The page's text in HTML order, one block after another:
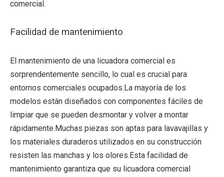
comercial.
Facilidad de mantenimiento
El mantenimiento de una licuadora comercial es
sorprendentemente sencillo, lo cual es crucial para
entornos comerciales ocupados.La mayoría de los
modelos están diseñados con componentes fáciles de
limpiar que se pueden desmontar y volver a montar
rápidamente.Muchas piezas son aptas para lavavajillas y
los materiales duraderos utilizados en su construcción
resisten las manchas y los olores.Esta facilidad de
mantenimiento garantiza que su licuadora comercial